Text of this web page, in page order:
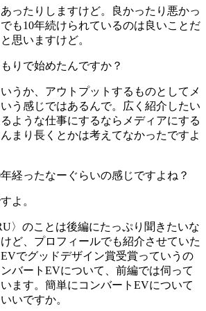
ったりしますけど。良かったり悪かっ
も10年続けられているのは良いことだ
思いますけど。
りで始めたんですか？
うか、アウトプットするものとしてメ
う感じではあるんで。広く紹介したい
ような仕事にするならメディアにする
まり長くとかは考えてなかったですよ
経ったなーぐらいの感じですよね？
よ。
〉のことは後編にたっぷり聞きたいな
ど、プロフィールでも紹介させていた
でグッドデザイン賞受賞っていうの
バートEVについて、前編では伺って
ます。簡単にコンバートEVについて
いですか。